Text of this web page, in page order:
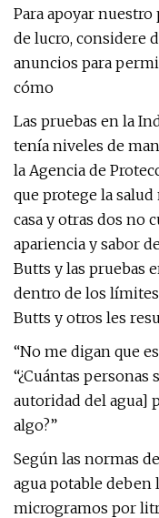
Para apoyar
de lucro, considere
anuncios para
cómo
Las pruebas en la
tenía niveles de
la Agencia de
que protege la salud
casa y otras dos no
apariencia y sabor
Butts y las pruebas
dentro de los
Butts y otros les
“No me digan que
“¿Cuántas
autoridad del agua]
algo?”
Según las normas
agua potable deben
microgramos por